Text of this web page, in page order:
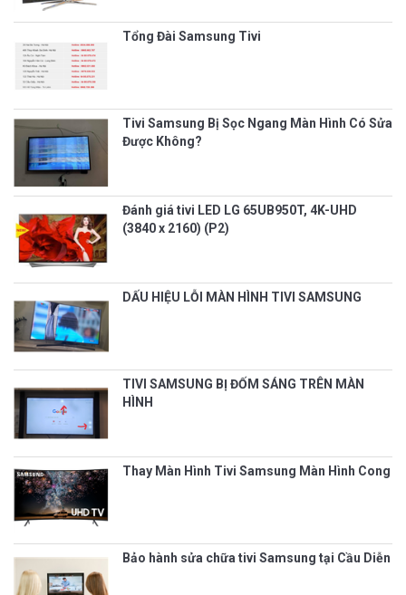
Tổng Đài Samsung Tivi
Tivi Samsung Bị Sọc Ngang Màn Hình Có Sửa
Được Không?
Đánh giá tivi LED LG 65UB950T, 4K-UHD
(3840 x 2160) (P2)
DẤU HIỆU LỖI MÀN HÌNH TIVI SAMSUNG
TIVI SAMSUNG BỊ ĐỐM SÁNG TRÊN MÀN
HÌNH
Thay Màn Hình Tivi Samsung Màn Hình Cong
Bảo hành sửa chữa tivi Samsung tại Cầu Diễn